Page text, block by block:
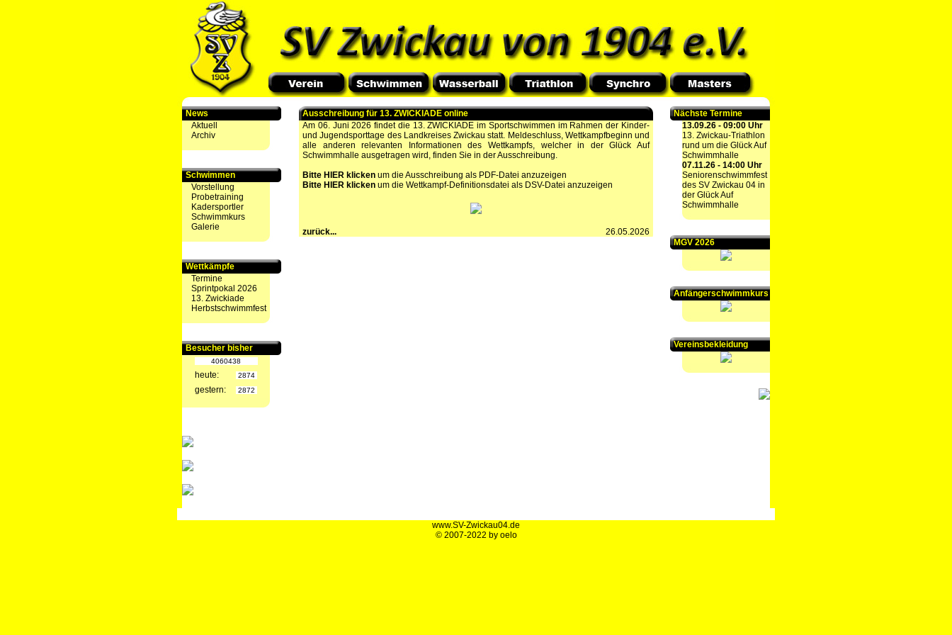
News
Aktuell
Archiv
Schwimmen
Vorstellung
Probetraining
Kadersportler
Schwimmkurs
Galerie
Wettkämpfe
Termine
Sprintpokal 2026
13. Zwickiade
Herbstschwimmfest
Besucher bisher
4060438
heute: 2874
gestern: 2872
Ausschreibung für 13. ZWICKIADE online
Am 06. Juni 2026 findet die 13. ZWICKIADE im Sportschwimmen im Rahmen der Kinder-
und Jugendsporttage des Landkreises Zwickau statt. Meldeschluss, Wettkampfbeginn und
alle anderen relevanten Informationen des Wettkampfs, welcher in der Glück Auf
Schwimmhalle ausgetragen wird, finden Sie in der Ausschreibung.
Bitte HIER klicken um die Ausschreibung als PDF-Datei anzuzeigen
Bitte HIER klicken um die Wettkampf-Definitionsdatei als DSV-Datei anzuzeigen
zurück... 26.05.2026
Nächste Termine
13.09.26 - 09:00 Uhr
13. Zwickau-Triathlon
rund um die Glück Auf
Schwimmhalle
07.11.26 - 14:00 Uhr
Seniorenschwimmfest
des SV Zwickau 04 in
der Glück Auf
Schwimmhalle
MGV 2026
Anfängerschwimmkurs
Vereinsbekleidung
www.SV-Zwickau04.de
© 2007-2022 by oelo